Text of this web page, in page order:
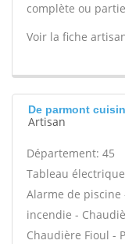
complète ou
Voir la fiche
De parmont
Artisan
Département: 45
Tableau
Alarme de piscine
incendie -
Chaudière Fioul -